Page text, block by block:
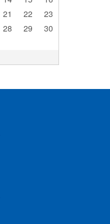
21 22
23
28 29
30